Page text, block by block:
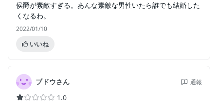
侯爵が素敵すぎる。あんな素敵な男性いたら誰でも結婚した
くなるわ。
2022/01/10
いいね
ブドウさん 通報
1.0